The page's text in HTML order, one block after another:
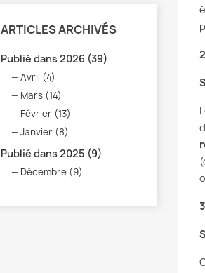
ARTICLES ARCHIVÉS
Publié dans 2026 (39)
Avril (4)
Mars (14)
Février (13)
Janvier (8)
Publié dans 2025 (9)
Décembre (9)